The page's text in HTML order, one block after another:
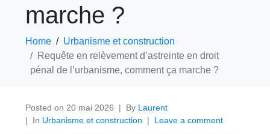
marche ?
Home
Urbanisme et construction
Requête en relèvement d’astreinte en droit
pénal de l’urbanisme, comment ça marche ?
Posted on 20 mai 2026 By Laurent
In Urbanisme et construction Leave a comment